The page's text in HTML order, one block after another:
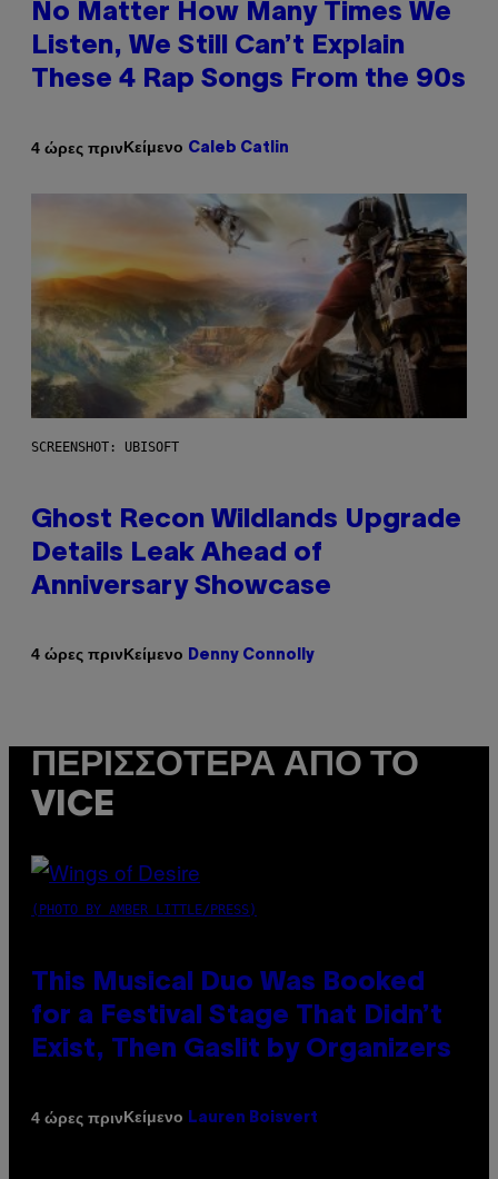
No Matter How Many Times We
Listen, We Still Can’t Explain
These 4 Rap Songs From the 90s
4 ώρες πρινΚείμενο Caleb Catlin
SCREENSHOT: UBISOFT
Ghost Recon Wildlands Upgrade
Details Leak Ahead of
Anniversary Showcase
4 ώρες πρινΚείμενο Denny Connolly
ΠΕΡΙΣΣΌΤΕΡΑ ΑΠΌ ΤΟ
VICE
(PHOTO BY AMBER LITTLE/PRESS)
This Musical Duo Was Booked
for a Festival Stage That Didn’t
Exist, Then Gaslit by Organizers
4 ώρες πρινΚείμενο Lauren Boisvert